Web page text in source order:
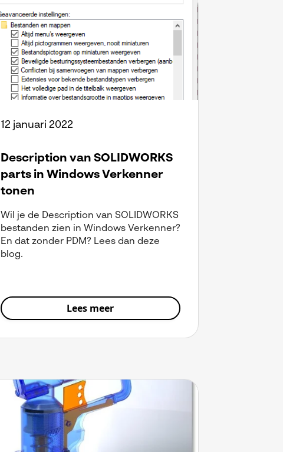
12 januari 2022
Description van SOLIDWORKS
parts in Windows Verkenner
tonen
Wil je de Description van SOLIDWORKS
bestanden zien in Windows Verkenner?
En dat zonder PDM? Lees dan deze
blog.
Lees meer